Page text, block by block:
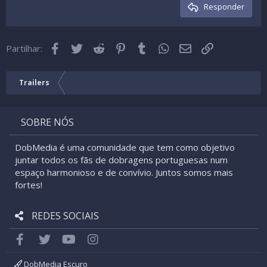
26
Trebuchet MS
Cabeçalho 3Responder
Partilhar: Facebook
Twitter Reddit Pinterest
Tumblr WhatsApp
Email
Trailers
SOBRE NÓS
DobMedia é uma comunidade que tem como objetivo
juntar todos os fãs de dobragens portuguesas num
espaço harmonioso e de convívio. Juntos somos mais
fortes!
REDES SOCIAIS
FacebookTwitter youtube
DobMedia Escuro